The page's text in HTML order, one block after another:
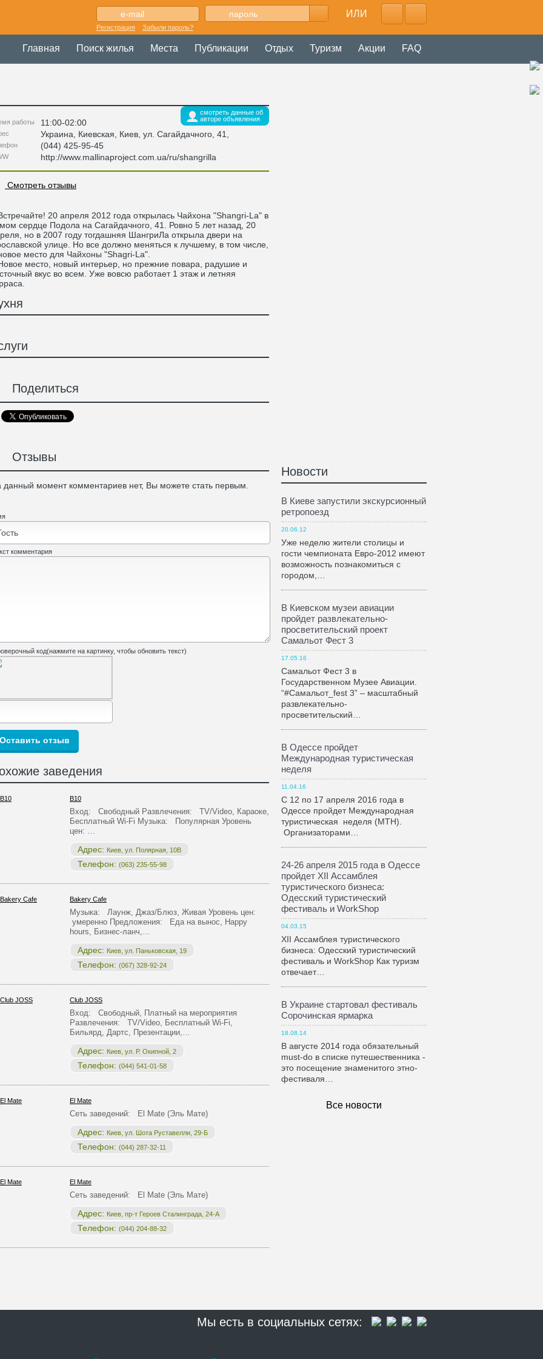
ИЛИ
Регистрация Забыли пароль?
Главная Поиск жилья Места Публикации Отдых Туризм Акции FAQ
смотреть данные об
авторе объявления
работы 11:00-02:00
Украина Киевская , Киев, ул. Сагайдачного, 41
(044) 425-95-45
http://www.mallinaproject.com.ua/ru/shangrilla
Смотреть отзывы
20 апреля 2012 года открылась Чайхона "Shangri-La" в
сердце Подола на Сагайдачного, 41. Ровно 5 лет назад, 20
но в 2007 году тогдашняя ШангриЛа открыла двери на
улице. Но все должно меняться к лучшему, в том числе,
место для Чайхоны "Shagri-La".
место, новый интерьер, но прежние повара, радушие и
вкус во всем. Уже вовсю работает 1 этаж и летняя
Поделиться
Отзывы
данный момент комментариев нет, Вы можете стать первым.
комментария
код(нажмите на картинку, чтобы обновить текст)
заведения
B10
Вход: Свободный Развлечения: TV/Video, Караоке,
Бесплатный Wi-Fi Музыка: Популярная Уровень
цен: …
Адрес: Киев, ул. Полярная, 10В
Телефон: (063) 235-55-98
Bakery Cafe
Музыка: Лаунж, Джаз/Блюз, Живая Уровень цен:
умеренно Предложения: Еда на вынос, Happy
hours, Бизнес-ланч,…
Адрес: Киев, ул. Паньковская, 19
Телефон: (067) 328-92-24
Club JOSS
Вход: Свободный, Платный на мероприятия
Развлечения: TV/Video, Бесплатный Wi-Fi,
Бильярд, Дартс, Презентации,…
Адрес: Киев, ул. Р. Окипной, 2
Телефон: (044) 541-01-58
El Mate
Сеть заведений: El Mate (Эль Мате)
Адрес: Киев, ул. Шота Руставелли, 29-Б
Телефон: (044) 287-32-11
El Mate
Сеть заведений: El Mate (Эль Мате)
Адрес: Киев, пр-т Героев Сталинграда, 24-А
Телефон: (044) 204-88-32
Новости
В Киеве запустили экскурсионный
ретропоезд
20.06.12
Уже неделю жители столицы и
гости чемпионата Евро-2012 имеют
возможность познакомиться с
городом,…
В Киевском музеи авиации
пройдет развлекательно-
просветительский проект
Самальот Фест 3
17.05.16
Самальот Фест 3 в
Государственном Музее Авиации.
“#Самальот_fest 3” – масштабный
развлекательно-
просветительский…
В Одессе пройдет
Международная туристическая
неделя
11.04.16
С 12 по 17 апреля 2016 года в
Одессе пройдет Международная
туристическая неделя (МТН).
Организаторами…
24-26 апреля 2015 года в Одессе
пройдет XII Ассамблея
туристического бизнеса:
Одесский туристический
фестиваль и WorkShop
04.03.15
XII Ассамблея туристического
бизнеса: Одесский туристический
фестиваль и WorkShop Как туризм
отвечает…
В Украине стартовал фестиваль
Сорочинская ярмарка
18.08.14
В августе 2014 года обязательный
must-do в списке путешественника -
это посещение знаменитого этно-
фестиваля…
Все новости
Мы есть в социальных сетях: